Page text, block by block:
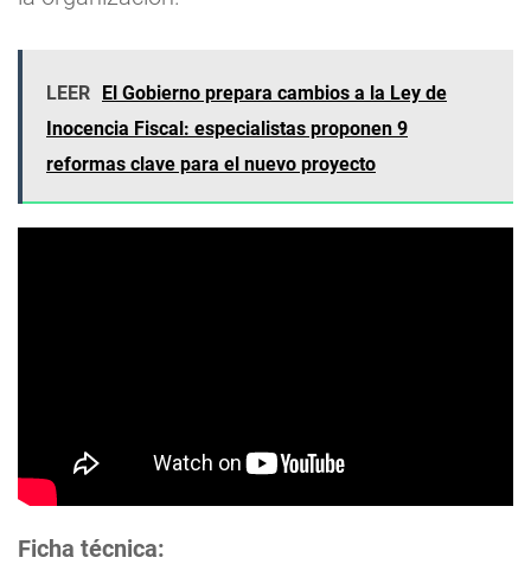
LEER
El Gobierno prepara cambios a la Ley de
Inocencia Fiscal: especialistas proponen 9
reformas clave para el nuevo proyecto
Ficha técnica: